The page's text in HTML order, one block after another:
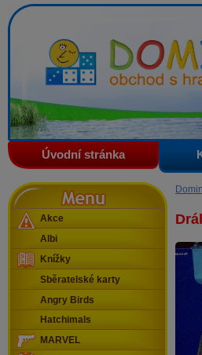
Domino - obchod s
Úvodní stránka
Menu
Akce
Albi
Knížky
Sběratelské karty
Angry Birds
Hatchimals
MARVEL